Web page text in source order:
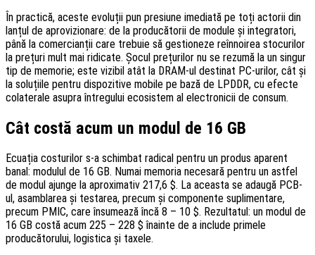
În practică, aceste evoluții pun presiune imediată pe toți actorii din
lanțul de aprovizionare: de la producătorii de module și integratori,
până la comercianții care trebuie să gestioneze reînnoirea stocurilor
la prețuri mult mai ridicate. Șocul prețurilor nu se rezumă la un singur
tip de memorie; este vizibil atât la DRAM-ul destinat PC-urilor, cât și
la soluțiile pentru dispozitive mobile pe bază de LPDDR, cu efecte
colaterale asupra întregului ecosistem al electronicii de consum.
Cât costă acum un modul de 16 GB
Ecuația costurilor s-a schimbat radical pentru un produs aparent
banal: modulul de 16 GB. Numai memoria necesară pentru un astfel
de modul ajunge la aproximativ 217,6 $. La aceasta se adaugă PCB-
ul, asamblarea și testarea, precum și componente suplimentare,
precum PMIC, care însumează încă 8 – 10 $. Rezultatul: un modul de
16 GB costă acum 225 – 228 $ înainte de a include primele
producătorului, logistica și taxele.